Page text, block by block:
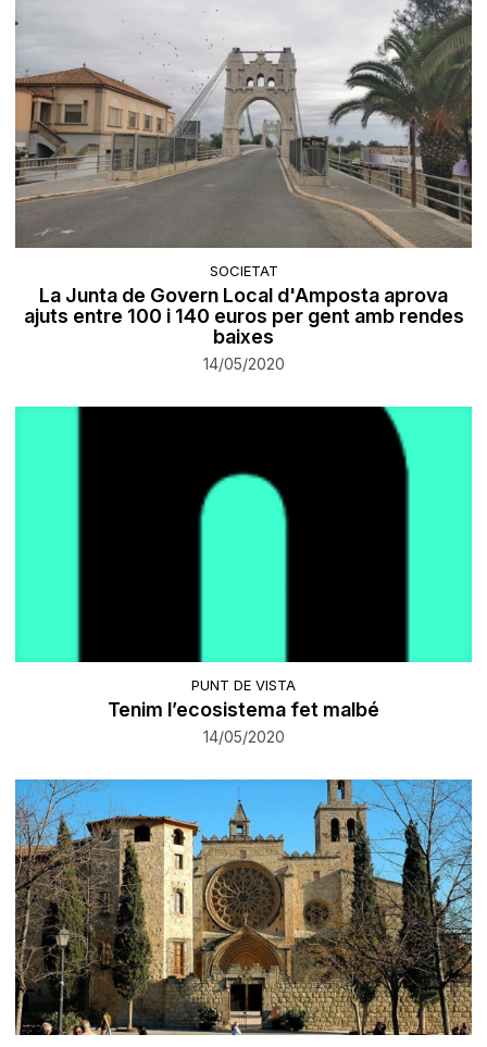
SOCIETAT
La Junta de Govern Local d'Amposta aprova
ajuts entre 100 i 140 euros per gent amb rendes
baixes
14/05/2020
PUNT DE VISTA
Tenim l’ecosistema fet malbé
14/05/2020